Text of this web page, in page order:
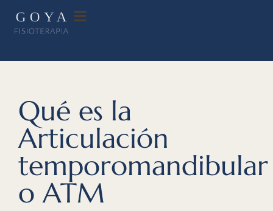
Qué es la
Articulación
temporomandibular
o ATM